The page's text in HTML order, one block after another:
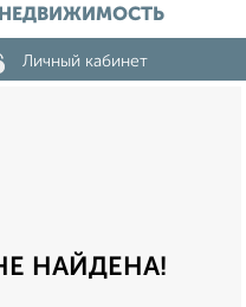
НЕДВИЖИМОСТЬ
Личный кабинет
НАЙДЕНА!